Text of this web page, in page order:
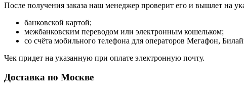
После получения заказа наш менеджер проверит его и вышлет на
банковской картой;
межбанковским переводом или электронным кошельком;
со счёта мобильного телефона для операторов Мегафон,
Чек придет на указанную при оплате электронную почту.
Доставка по Москве